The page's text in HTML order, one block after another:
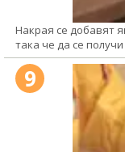
Накрая се добавят
така че да се
9